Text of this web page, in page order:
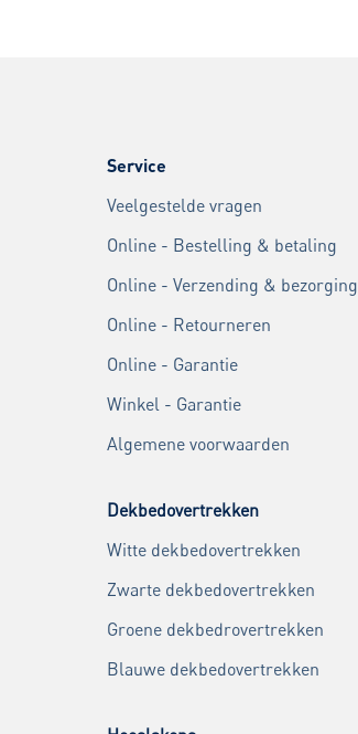
Service
Veelgestelde vragen
Online - Bestelling & betaling
Online - Verzending & bezorging
Online - Retourneren
Online - Garantie
Winkel - Garantie
Algemene voorwaarden
Dekbedovertrekken
Witte dekbedovertrekken
Zwarte dekbedovertrekken
Groene dekbedrovertrekken
Blauwe dekbedovertrekken